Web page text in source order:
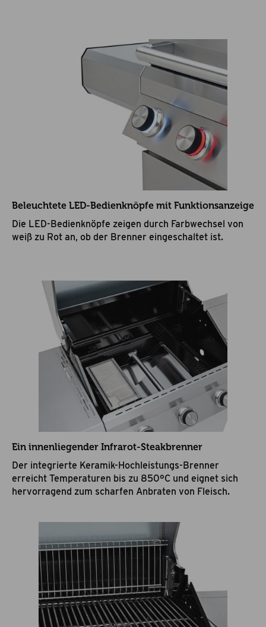
Beleuchtete LED-Bedienknöpfe mit Funktionsanzeige
Die LED-Bedienknöpfe zeigen durch Farbwechsel von
weiß zu Rot an, ob der Brenner eingeschaltet ist.
Ein innenliegender Infrarot-Steakbrenner
Der integrierte Keramik-Hochleistungs-Brenner
erreicht Temperaturen bis zu 850°C und eignet sich
hervorragend zum scharfen Anbraten von Fleisch.